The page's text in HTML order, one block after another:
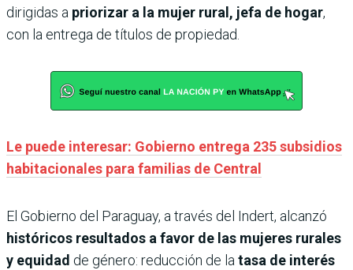
dirigidas a priorizar a la mujer rural, jefa de hogar,
con la entrega de títulos de propiedad.
Le puede interesar: Gobierno entrega 235 subsidios
habitacionales para familias de Central
El Gobierno del Paraguay, a través del Indert, alcanzó
históricos resultados a favor de las mujeres rurales
y equidad de género: reducción de latasa de interés